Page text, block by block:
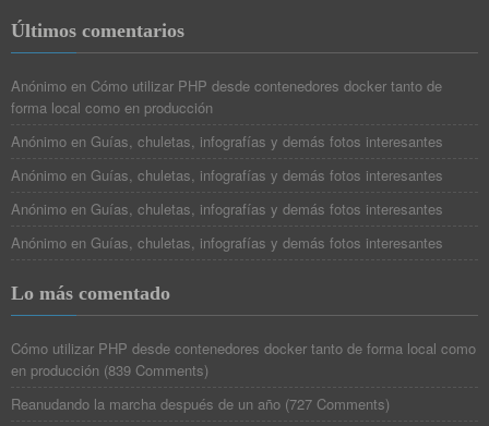
Últimos comentarios
Anónimo en Cómo utilizar PHP desde contenedores docker tanto de
forma local como en producción
Anónimo en Guías, chuletas, infografías y demás fotos interesantes
Anónimo en Guías, chuletas, infografías y demás fotos interesantes
Anónimo en Guías, chuletas, infografías y demás fotos interesantes
Anónimo en Guías, chuletas, infografías y demás fotos interesantes
Lo más comentado
Cómo utilizar PHP desde contenedores docker tanto de forma local como
en producción (839 Comments)
Reanudando la marcha después de un año (727 Comments)